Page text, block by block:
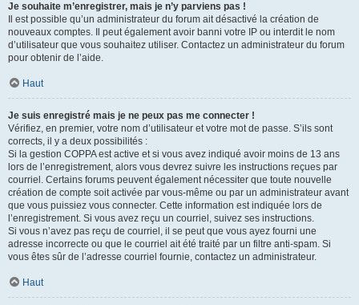
Je souhaite m’enregistrer, mais je n’y parviens pas !
Il est possible qu’un administrateur du forum ait désactivé la création de
nouveaux comptes. Il peut également avoir banni votre IP ou interdit le nom
d’utilisateur que vous souhaitez utiliser. Contactez un administrateur du forum
pour obtenir de l’aide.
Haut
Je suis enregistré mais je ne peux pas me connecter !
Vérifiez, en premier, votre nom d’utilisateur et votre mot de passe. S’ils sont
corrects, il y a deux possibilités :
Si la gestion COPPA est active et si vous avez indiqué avoir moins de 13 ans
lors de l’enregistrement, alors vous devrez suivre les instructions reçues par
courriel. Certains forums peuvent également nécessiter que toute nouvelle
création de compte soit activée par vous-même ou par un administrateur avant
que vous puissiez vous connecter. Cette information est indiquée lors de
l’enregistrement. Si vous avez reçu un courriel, suivez ses instructions.
Si vous n’avez pas reçu de courriel, il se peut que vous ayez fourni une
adresse incorrecte ou que le courriel ait été traité par un filtre anti-spam. Si
vous êtes sûr de l’adresse courriel fournie, contactez un administrateur.
Haut